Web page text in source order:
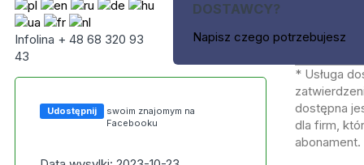
Infolina + 48 68 320 93
43
DOSTAWCY?
Napisz czego potrzebujesz
Udostępnij
swoim znajomym na
Facebooku
* Usługa
dostępna
dla firm,
abonament.